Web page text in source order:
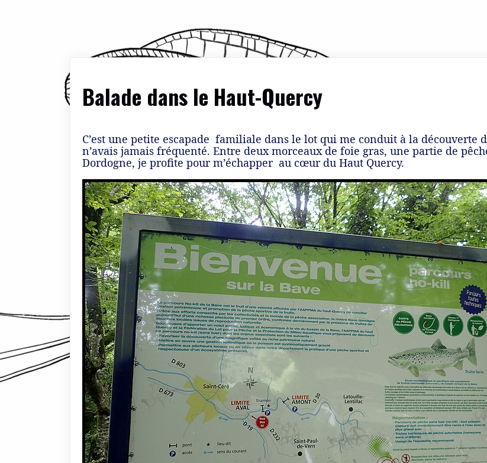
Balade dans le Haut-Quercy
C’est une petite escapade familiale dans le lot qui me conduit à la découverte
n’avais jamais fréquenté. Entre deux morceaux de foie gras, une partie de
Dordogne, je profite pour m’échapper au cœur du Haut Quercy.